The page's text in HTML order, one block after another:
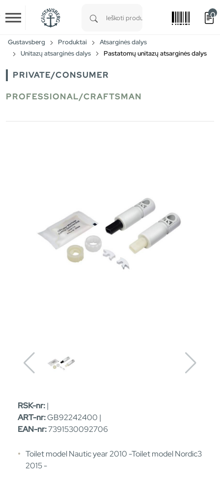
Skip to main content
0
Gustavsberg Produktai
Atsarginės dalys
Unitazų atsarginės dalys
Pastatomų unitazų atsarginės dalys
PRIVATE/CONSUMER
PROFESSIONAL/CRAFTSMAN
RSK-nr:|
ART-nr:GB92242400 |
EAN-nr:7391530092706
Toilet model Nautic year 2010 -Toilet model Nordic3
2015 -